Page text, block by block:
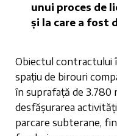
unui proces de
și la care a fost
Obiectul contractului
spațiu de birouri
în suprafață de 3.780
desfășurarea
parcare subterane,